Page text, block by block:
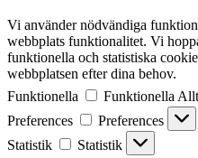
Vi använder nödvändiga
webbplats funktionalitet. Vi
funktionella och statistiska
webbplatsen efter dina behov.
Funktionella
Funktionella
Preferences
Preferences
Statistik
Statistik